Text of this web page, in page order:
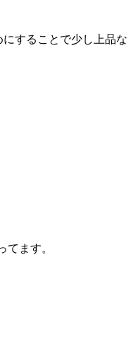
することで少し上品な
ます。